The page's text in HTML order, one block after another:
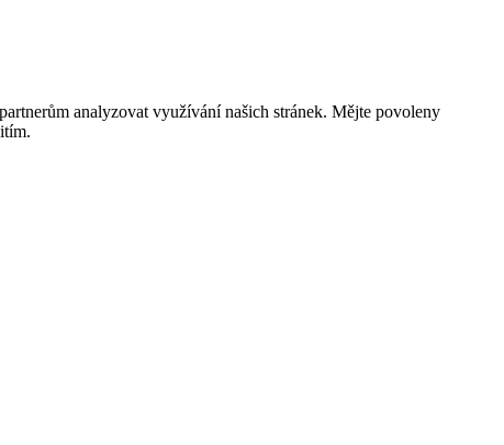
analyzovat využívání našich stránek. Mějte povoleny